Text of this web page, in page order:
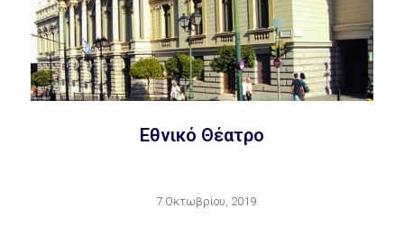
Εθνικό Θέατρο
7 Οκτωβρίου, 2019